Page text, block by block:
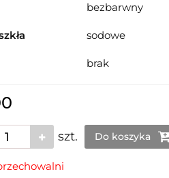
bezbarwny
sodowe
brak
szt. Do koszyka